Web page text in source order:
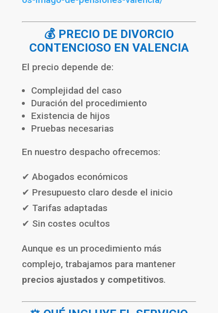
💰 PRECIO DE DIVORCIO
CONTENCIOSO EN VALENCIA
El precio depende de:
Complejidad del caso
Duración del procedimiento
Existencia de hijos
Pruebas necesarias
En nuestro despacho ofrecemos:
✔ Abogados económicos
✔ Presupuesto claro desde el inicio
✔ Tarifas adaptadas
✔ Sin costes ocultos
Aunque es un procedimiento más
complejo, trabajamos para mantener
precios ajustados y competitivos.